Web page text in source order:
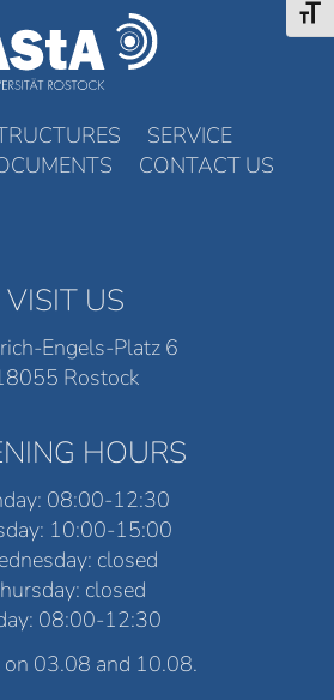
SERVICE
CONTACT US
VISIT US
Engels-Platz 6
Rostock
HOURS
08:00-12:30
10:00-15:00
closed
closed
08:00-12:30
on 03.08 and 10.08.